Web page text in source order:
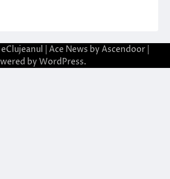
eClujeanul | Ace News by Ascendoor
by WordPress.